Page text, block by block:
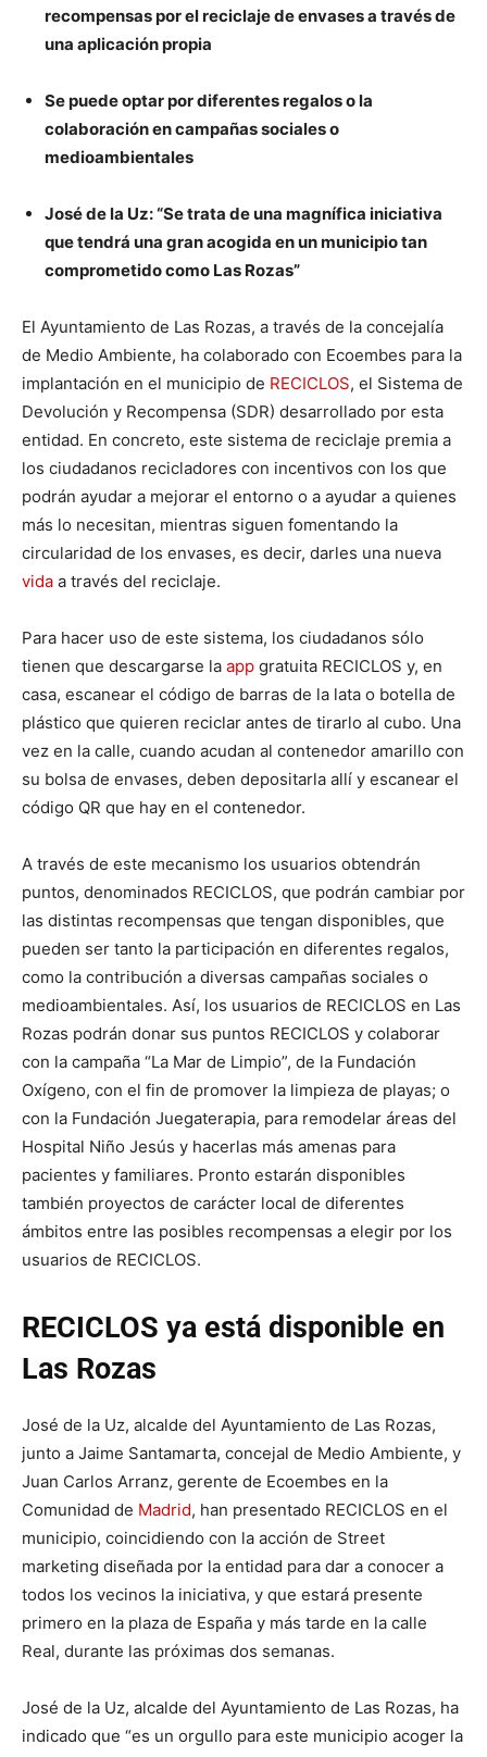
recompensas por el reciclaje de envases a través de
una aplicación propia
Se puede optar por diferentes regalos o la
colaboración en campañas sociales o
medioambientales
José de la Uz: “Se trata de una magnífica iniciativa
que tendrá una gran acogida en un municipio tan
comprometido como Las Rozas”
El Ayuntamiento de Las Rozas, a través de la concejalía
de Medio Ambiente, ha colaborado con Ecoembes para la
implantación en el municipio de RECICLOS, el Sistema de
Devolución y Recompensa (SDR) desarrollado por esta
entidad. En concreto, este sistema de reciclaje premia a
los ciudadanos recicladores con incentivos con los que
podrán ayudar a mejorar el entorno o a ayudar a quienes
más lo necesitan, mientras siguen fomentando la
circularidad de los envases, es decir, darles una nueva
vida a través del reciclaje.
Para hacer uso de este sistema, los ciudadanos sólo
tienen que descargarse la app gratuita RECICLOS y, en
casa, escanear el código de barras de la lata o botella de
plástico que quieren reciclar antes de tirarlo al cubo. Una
vez en la calle, cuando acudan al contenedor amarillo con
su bolsa de envases, deben depositarla allí y escanear el
código QR que hay en el contenedor.
A través de este mecanismo los usuarios obtendrán
puntos, denominados RECICLOS, que podrán cambiar por
las distintas recompensas que tengan disponibles, que
pueden ser tanto la participación en diferentes regalos,
como la contribución a diversas campañas sociales o
medioambientales. Así, los usuarios de RECICLOS en Las
Rozas podrán donar sus puntos RECICLOS y colaborar
con la campaña “La Mar de Limpio”, de la Fundación
Oxígeno, con el fin de promover la limpieza de playas; o
con la Fundación Juegaterapia, para remodelar áreas del
Hospital Niño Jesús y hacerlas más amenas para
pacientes y familiares. Pronto estarán disponibles
también proyectos de carácter local de diferentes
ámbitos entre las posibles recompensas a elegir por los
usuarios de RECICLOS.
RECICLOS ya está disponible en
Las Rozas
José de la Uz, alcalde del Ayuntamiento de Las Rozas,
junto a Jaime Santamarta, concejal de Medio Ambiente, y
Juan Carlos Arranz, gerente de Ecoembes en la
Comunidad de Madrid, han presentado RECICLOS en el
municipio, coincidiendo con la acción de Street
marketing diseñada por la entidad para dar a conocer a
todos los vecinos la iniciativa, y que estará presente
primero en la plaza de España y más tarde en la calle
Real, durante las próximas dos semanas.
José de la Uz, alcalde del Ayuntamiento de Las Rozas, ha
indicado que “es un orgullo para este municipio acoger la